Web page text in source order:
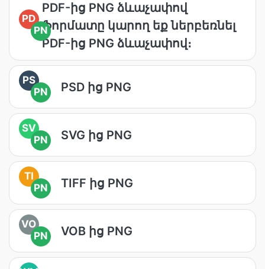
PD
PN
PDF-ից PNG ձևաչափով
ֆորմատը կարող եք ներբեռնել
PDF-ից PNG ձևաչափով։
PS
PN
PSD ից PNG
SV
PN
SVG ից PNG
TI
PN
TIFF ից PNG
VO
PN
VOB ից PNG